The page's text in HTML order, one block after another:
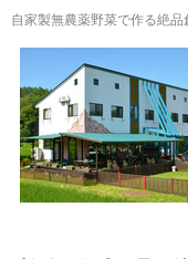
自家製無農薬野菜で作る絶品